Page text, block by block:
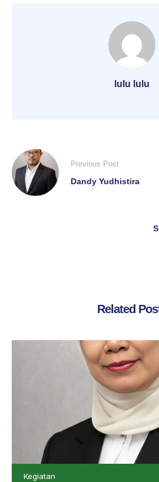
lulu lulu
Previous Post
Dandy Yudhistira
Related
Kegiatan